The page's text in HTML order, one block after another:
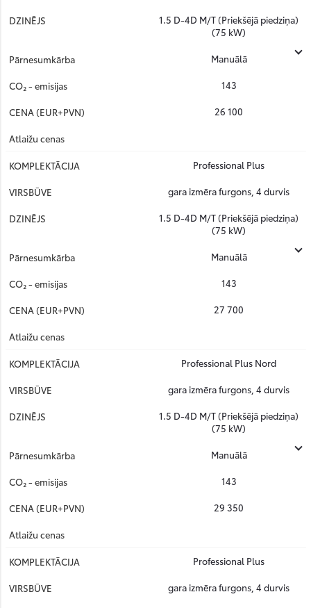
1.5 D-4D M/T (Priekšējā piedziņa)
(75 kW)
Manuālā
143
26 100
Professional Plus
gara izmēra furgons, 4 durvis
1.5 D-4D M/T (Priekšējā piedziņa)
(75 kW)
Manuālā
143
27 700
Professional Plus Nord
gara izmēra furgons, 4 durvis
1.5 D-4D M/T (Priekšējā piedziņa)
(75 kW)
Manuālā
143
29 350
Professional Plus
gara izmēra furgons, 4 durvis